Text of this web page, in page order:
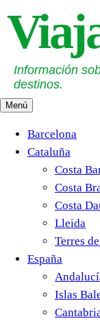
contenido
Información
destinos.
Menú
Barcelona
Cataluña
Costa
Costa
Costa
Lleida
Terres
España
Islas